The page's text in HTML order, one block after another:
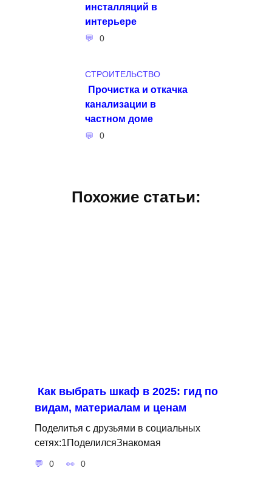
инсталляций в
интерьере
0
СТРОИТЕЛЬСТВО
Прочистка и откачка
канализации в
частном доме
0
Похожие статьи:
Как выбрать шкаф в 2025: гид по
видам, материалам и ценам
Поделитья с друзьями в социальных
сетях:1ПоделилсяЗнакомая
0 0